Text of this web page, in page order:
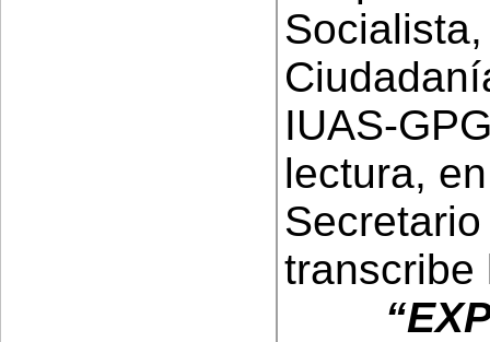
IUAS-
lectura,
transcribe